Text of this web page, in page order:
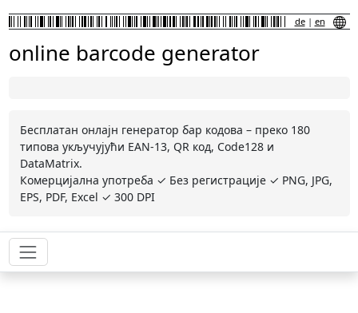
de| en
online barcode generator
Бесплатан онлајн генератор бар кодова – преко 180
типова укључујући EAN-13, QR код, Code128 и
DataMatrix.
Комерцијална употреба ✓ Без регистрације ✓ PNG, JPG,
EPS, PDF, Excel ✓ 300 DPI